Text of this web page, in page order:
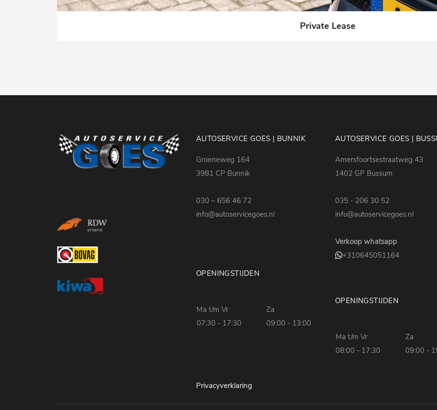
Private Lease
AUTOSERVICE GOES | BUNNIK
Groeneweg 164
3981 CP Bunnik
030 – 656 46 72
info@autoservicegoes.nl
OPENINGSTIJDEN
Ma t/m Vr
07:30 - 17:30
Za
09:00 - 13:00
AUTOSERVICE GOES |
Amersfoortsestraatweg 43
1402 GP Bussum
035 - 206 30 52
info@autoservicegoes.nl
Verkoop whatsapp
+310645051164
OPENINGSTIJDEN
Ma t/m Vr
08:00 - 17:30
Za
09:00 -
Privacyverklaring